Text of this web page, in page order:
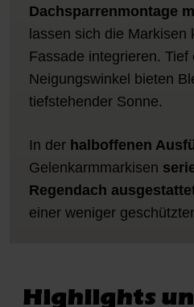
Dachsparrenmontage
lassen sich die Markisen
Fassade integrieren. Tief
Neigungswinkel bieten
tiefstehender Sonne.
In der halboffenen
Gelenkarmmarkisen
Regendach
einer weniger
Highlights